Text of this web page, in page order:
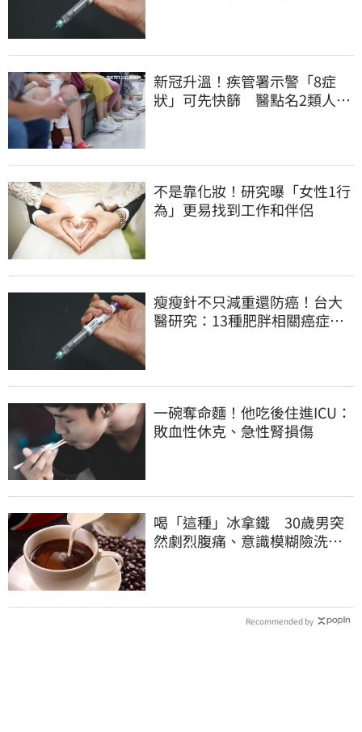
新冠升溫！疾管署示警「8症
狀」可先快篩 醫點名2類人重
不是靠化妝！研究曝「女性1行
為」更易找到工作和伴侶
瘦瘦針不只減重還防癌！台大
醫研究：13種肥胖相關癌症風
一碗奪命麵！他吃後住進ICU：
敗血性休克、急性腎損傷
喝「這種」冰拿鐵 30歲男突
然劇烈腹痛、意識模糊險洗
Recommended by